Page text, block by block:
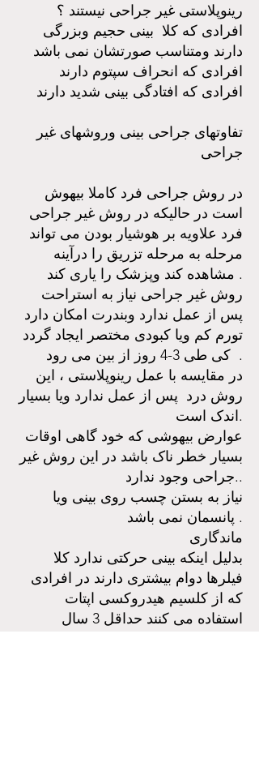
رینوپلاستی غیر جراحی نیستند ؟
افرادی که کلا بینی حجیم وبزرگی
دارند ومتناسب صورتشان نمی باشد
افرادی که انحراف سپتوم دارند
افرادی که افتادگی بینی شدید دارند
تفاوتهای جراحی بینی وروشهای غیر
جراحی
است در حالیکه در روش غیر جراحی
فرد علاویه بر هوشیار بودن می تواند
مرحله به مرحله تزریق را درآینه
مشاهده کند وپزشک را یاری کند .
روش غیر جراحی نیاز به استراحت
پس از عمل ندارد وبندرت امکان دارد
تورم کم ویا کبودی مختصر ایجاد گردد
کی طی 3-4 روز از بین می رود .
روش درد پس از عمل ندارد ویا بسیار
اندک است.
عوارض بیهوشی که خود گاهی اوقات
بسیار خطر ناک باشد در این روش غیر
جراحی وجود ندارد..
پانسمان نمی باشد .
ماندگاری
بدلیل اینکه بینی حرکتی ندارد کلا
فیلرها دوام بیشتری دارند در افرادی
که از کلسیم هیدروکسی اپتات
استفاده می کنند حداقل 3 سال